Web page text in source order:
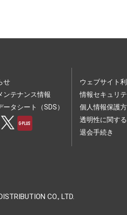
せ
ンテナンス情報
ータシート（SDS）
ウェブサイト
情報セキュリ
個人情報保護
透明性に関す
退会手続き
CO., LTD.